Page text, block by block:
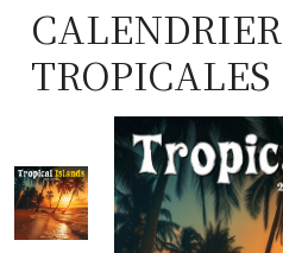
TROPICALES